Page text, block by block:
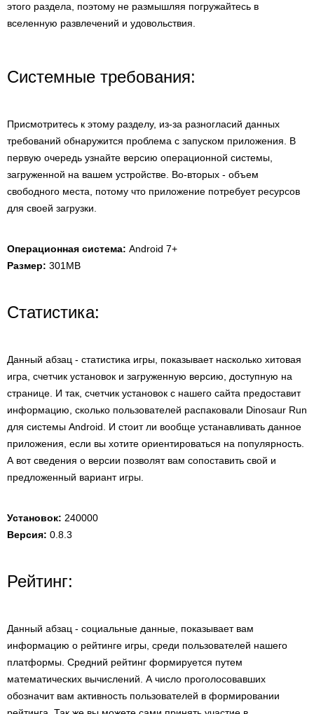
этого раздела, поэтому не размышляя погружайтесь в
вселенную развлечений и удовольствия.
Системные требования:
Присмотритесь к этому разделу, из-за разногласий данных
требований обнаружится проблема с запуском приложения. В
первую очередь узнайте версию операционной системы,
загруженной на вашем устройстве. Во-вторых - объем
свободного места, потому что приложение потребует ресурсов
для своей загрузки.
Операционная система: Android 7+
Размер: 301MB
Статистика:
Данный абзац - статистика игры, показывает насколько хитовая
игра, счетчик установок и загруженную версию, доступную на
странице. И так, счетчик установок с нашего сайта предоставит
информацию, сколько пользователей распаковали Dinosaur Run
для системы Android. И стоит ли вообще устанавливать данное
приложения, если вы хотите ориентироваться на популярность.
А вот сведения о версии позволят вам сопоставить свой и
предложенный вариант игры.
Установок: 240000
Версия: 0.8.3
Рейтинг:
Данный абзац - социальные данные, показывает вам
информацию о рейтинге игры, среди пользователей нашего
платформы. Средний рейтинг формируется путем
математических вычислений. А число проголосовавших
обозначит вам активность пользователей в формировании